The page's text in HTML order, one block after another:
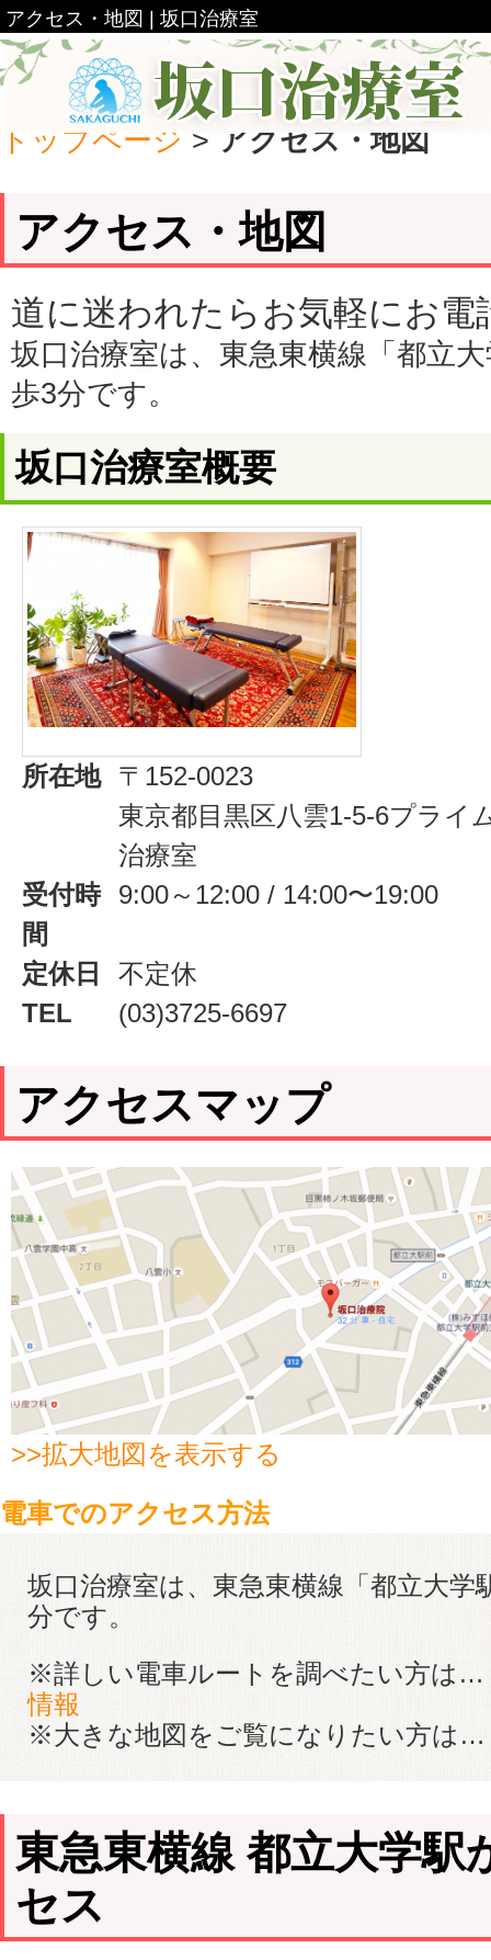
アクセス・地図 | 坂口治療室
トップページ > アクセス・地図
アクセス・地図
道に迷われたらお気軽にお電
坂口治療室は、東急東横線「都立
歩3分です。
坂口治療室概要
所在地
〒152-0023
東京都目黒区八雲1-5-6プライ
治療室
受付時
間
9:00～12:00 / 14:00〜19:00
定休日
不定休
TEL
(03)3725-6697
アクセスマップ
>>拡大地図を表示する
電車でのアクセス方法
坂口治療室は、東急東横線「都立大学
分です。
※詳しい電車ルートを調べたい方は…
情報
※大きな地図をご覧になりたい方は
東急東横線 都立大学駅
セス